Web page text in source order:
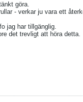
göra.
- verkar ju vara ett
jag har tillgänglig.
det trevligt att höra detta.